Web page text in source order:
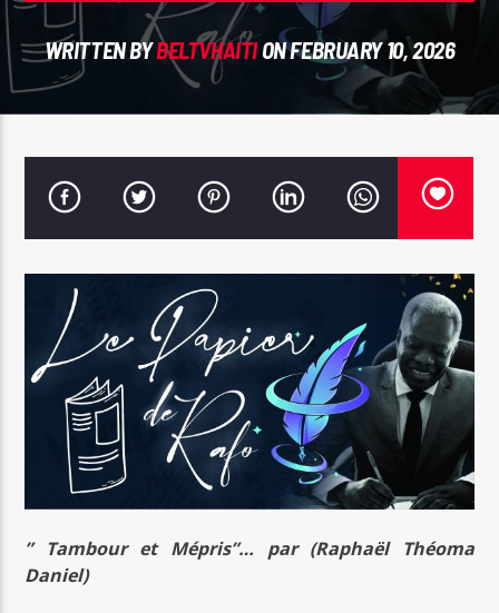
TITLE
ARTIST
Bel Tv Radio
WRITTEN BYBELTVHAITION FEBRUARY 10, 2026
” Tambour et Mépris”… par (Raphaël Théoma
Daniel)